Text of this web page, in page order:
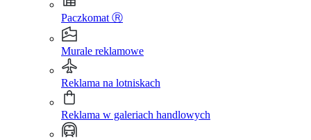
Paczkomat Ⓡ
Murale reklamowe
Reklama na lotniskach
Reklama w galeriach handlowych